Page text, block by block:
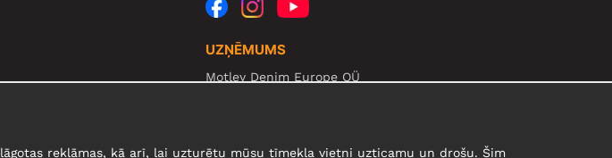
UZŅĒMUMS
Motley Denim Europe OÜ
reklāmas, kā arī, lai uzturētu mūsu tīmekļa vietni uzticamu un drošu. Šim